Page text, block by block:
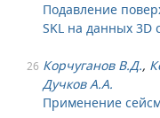
Подавление
SKL на данных 3D
26 Корчуганов В.Д.,
Дучков А.А.
Применение